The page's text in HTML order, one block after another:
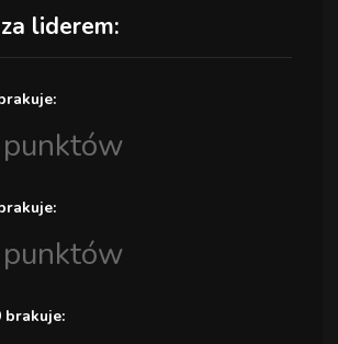
liderem:
punktów
punktów
brakuje: